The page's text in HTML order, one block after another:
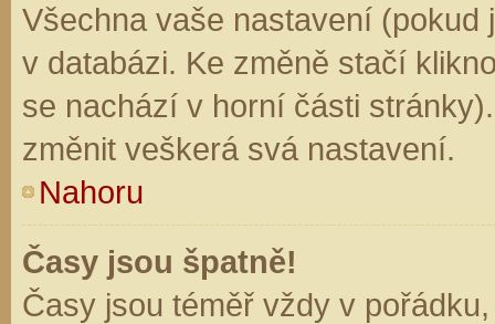
Všechna vaše nastavení (pokud
v databázi. Ke změně stačí
se nachází v horní části
změnit veškerá svá nastavení.
Nahoru
Časy jsou špatně!
Časy jsou téměř vždy v